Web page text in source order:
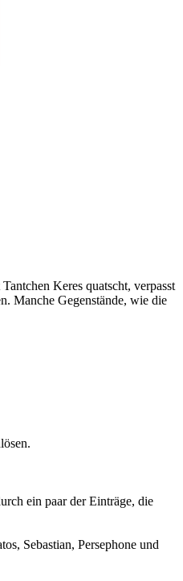
Keres quatscht, verpasst
Manche Gegenstände, wie die
ein paar der Einträge, die
Sebastian, Persephone und